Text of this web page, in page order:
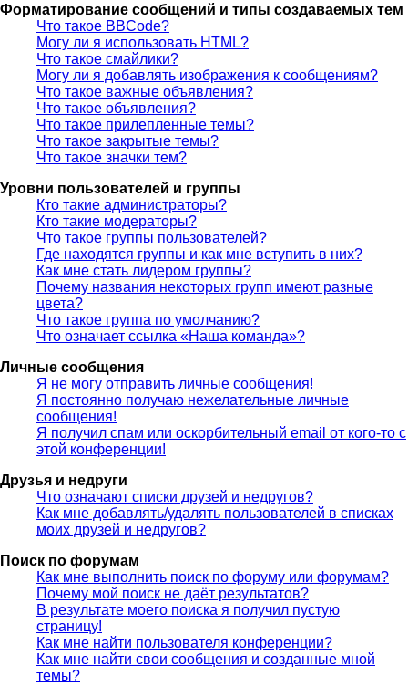
Форматирование сообщений и типы создаваемых тем
Что такое BBCode?
Могу ли я использовать HTML?
Что такое смайлики?
Могу ли я добавлять изображения к сообщениям?
Что такое важные объявления?
Что такое объявления?
Что такое прилепленные темы?
Что такое закрытые темы?
Что такое значки тем?
Уровни пользователей и группы
Кто такие администраторы?
Кто такие модераторы?
Что такое группы пользователей?
Где находятся группы и как мне вступить в них?
Как мне стать лидером группы?
Почему названия некоторых групп имеют разные
цвета?
Что такое группа по умолчанию?
Что означает ссылка «Наша команда»?
Личные сообщения
Я не могу отправить личные сообщения!
Я постоянно получаю нежелательные личные
сообщения!
Я получил спам или оскорбительный email от кого-то с
этой конференции!
Друзья и недруги
Что означают списки друзей и недругов?
Как мне добавлять/удалять пользователей в списках
моих друзей и недругов?
Поиск по форумам
Как мне выполнить поиск по форуму или форумам?
Почему мой поиск не даёт результатов?
В результате моего поиска я получил пустую
страницу!
Как мне найти пользователя конференции?
Как мне найти свои сообщения и созданные мной
темы?